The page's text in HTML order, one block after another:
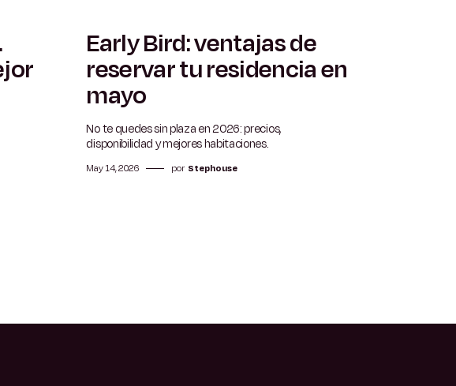
5 min
Early Bird: ventajas de
reservar tu residencia en
mayo
No te quedes sin plaza en 2026: precios,
disponibilidad y mejores habitaciones.
May 14, 2026 por Stephouse